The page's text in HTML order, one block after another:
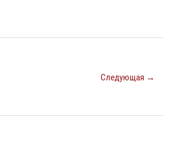
Следующая →